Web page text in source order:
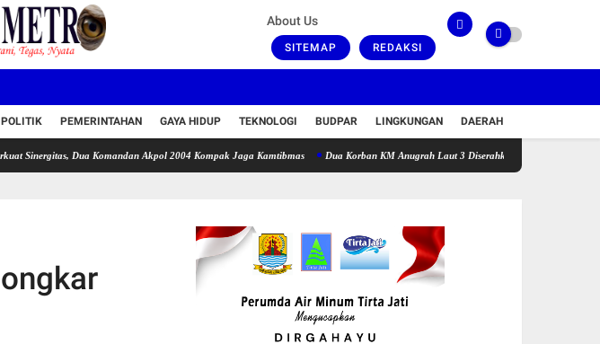
About Us
SITEMAP REDAKSI
POLITIK PEMERINTAHAN GAYA HIDUP TEKNOLOGI BUDPAR LINGKUNGAN DAERAH
Dua Komandan Akpol 2004 Kompak Jaga Kamtibmas Dua Korban KM Anugrah Laut 3 Diserahkan Kepada Keluarga, Misteri